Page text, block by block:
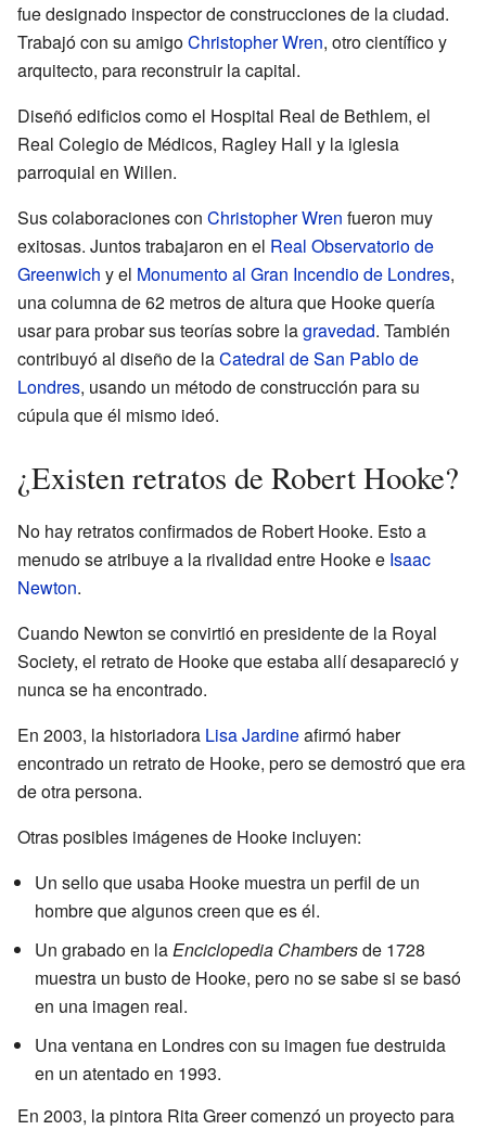
fue designado inspector de construcciones de la ciudad.
Trabajó con su amigoChristopher Wren, otro científico y
arquitecto, para reconstruir la capital.
Diseñó edificios como el Hospital Real de Bethlem, el
Real Colegio de Médicos, Ragley Hall y la iglesia
parroquial en Willen.
Sus colaboraciones con Christopher Wren fueron muy
exitosas. Juntos trabajaron en el Real Observatorio de
Greenwich y el Monumento al Gran Incendio de Londres,
una columna de 62 metros de altura que Hooke quería
usar para probar sus teorías sobre lagravedad. También
contribuyó al diseño de laCatedral de San Pablo de
Londres, usando un método de construcción para su
cúpula que él mismo ideó.
¿Existen retratos de Robert Hooke?
No hay retratos confirmados de Robert Hooke. Esto a
menudo se atribuye a la rivalidad entre Hooke e Isaac
Newton.
Cuando Newton se convirtió en presidente de la Royal
Society, el retrato de Hooke que estaba allí desapareció y
nunca se ha encontrado.
En 2003, la historiadora Lisa Jardineafirmó haber
encontrado un retrato de Hooke, pero se demostró que era
de otra persona.
Otras posibles imágenes de Hooke incluyen:
Un sello que usaba Hooke muestra un perfil de un
hombre que algunos creen que es él.
Un grabado en laEnciclopedia Chambersde 1728
muestra un busto de Hooke, pero no se sabe si se basó
en una imagen real.
Una ventana en Londres con su imagen fue destruida
en un atentado en 1993.
En 2003, la pintora Rita Greer comenzó un proyecto para